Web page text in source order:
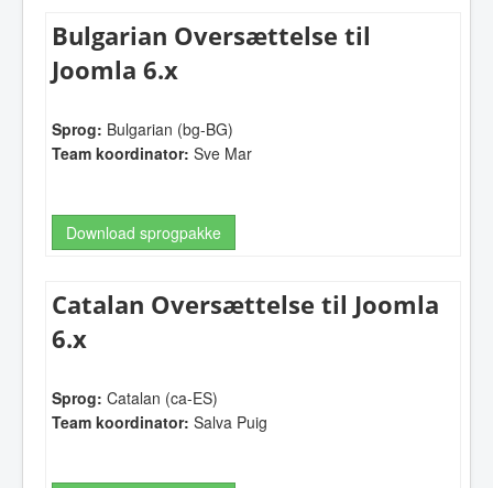
Bulgarian Oversættelse til
Joomla 6.x
Sprog: Bulgarian (bg-BG)
Team koordinator: Sve Mar
Download sprogpakke
Catalan Oversættelse til Joomla
6.x
Sprog: Catalan (ca-ES)
Team koordinator: Salva Puig